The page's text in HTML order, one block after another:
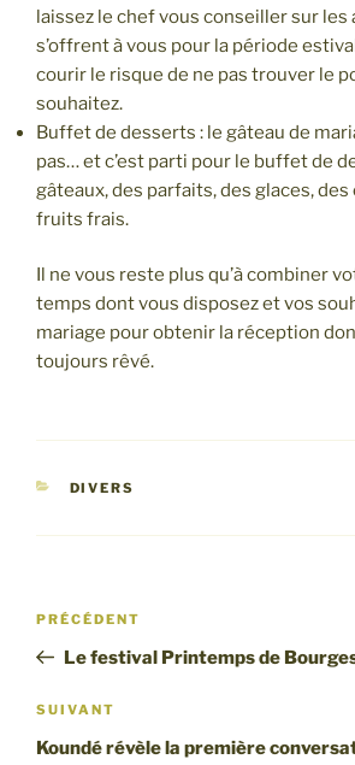
laissez le chef vous conseiller sur
s’offrent à vous pour la période
courir le risque de ne pas trouver le
souhaitez.
Buffet de desserts : le gâteau de
pas… et c’est parti pour le buffet de
gâteaux, des parfaits, des glaces,
fruits frais.
Il ne vous reste plus qu’à combiner
temps dont vous disposez et vos
mariage pour obtenir la réception
toujours rêvé.
CATÉGORIES
DIVERS
Navigation
l’article
Article
précédent
PRÉCÉDENT
Le festival Printemps de
Article
suivant
SUIVANT
Koundé révèle la première